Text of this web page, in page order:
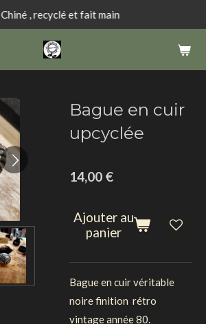
Chiné , recyclé et fait main
Bague en cuir
upcyclée
14,00 €
Ajouter au
panier
Bague en cuir véritable
noire finition rétro
vintage année 80.